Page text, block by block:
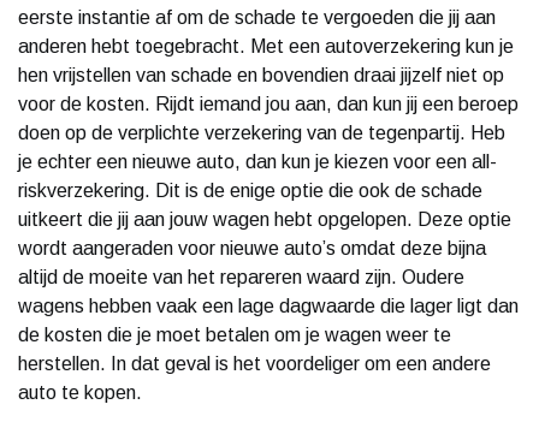
eerste instantie af om de schade te vergoeden die jij aan
anderen hebt toegebracht. Met een autoverzekering kun je
hen vrijstellen van schade en bovendien draai jijzelf niet op
voor de kosten. Rijdt iemand jou aan, dan kun jij een beroep
doen op de verplichte verzekering van de tegenpartij. Heb
je echter een nieuwe auto, dan kun je kiezen voor een all-
riskverzekering. Dit is de enige optie die ook de schade
uitkeert die jij aan jouw wagen hebt opgelopen. Deze optie
wordt aangeraden voor nieuwe auto’s omdat deze bijna
altijd de moeite van het repareren waard zijn. Oudere
wagens hebben vaak een lage dagwaarde die lager ligt dan
de kosten die je moet betalen om je wagen weer te
herstellen. In dat geval is het voordeliger om een andere
auto te kopen.